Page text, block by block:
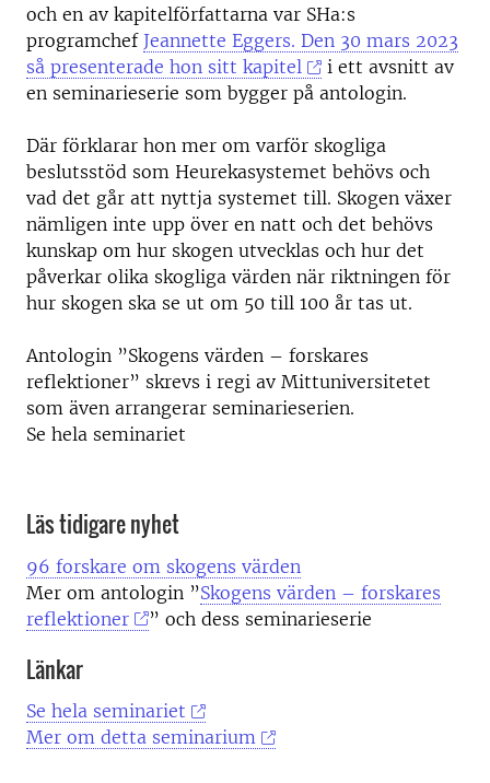
och en av kapitelförfattarna var SHa:s
programchef Jeannette Eggers. Den 30 mars 2023
så presenterade hon sitt kapitel
i ett avsnitt av
en seminarieserie som bygger på antologin.
Där förklarar hon mer om varför skogliga
beslutsstöd som Heurekasystemet behövs och
vad det går att nyttja systemet till. Skogen växer
nämligen inte upp över en natt och det behövs
kunskap om hur skogen utvecklas och hur det
påverkar olika skogliga värden när riktningen för
hur skogen ska se ut om 50 till 100 år tas ut.
Antologin ”Skogens värden – forskares
reflektioner” skrevs i regi av Mittuniversitetet
som även arrangerar seminarieserien.
Se hela seminariet
Läs tidigare nyhet
96 forskare om skogens värden
Mer om antologin ”Skogens värden – forskares
reflektioner
” och dess seminarieserie
Länkar
Se hela seminariet
Mer om detta seminarium